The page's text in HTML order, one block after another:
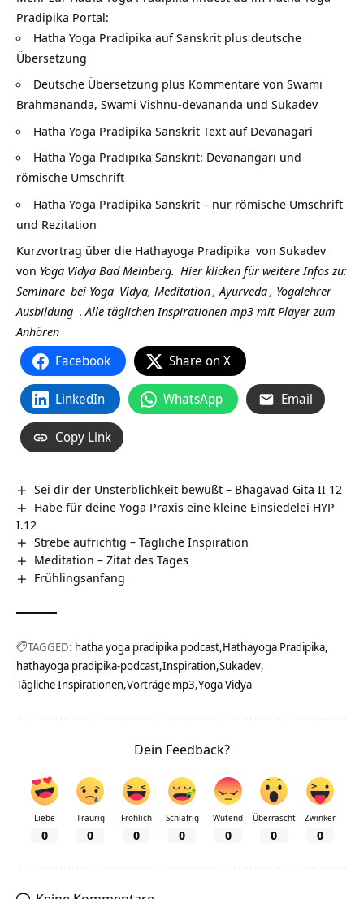
Pradipika Portal:
Hatha Yoga Pradipika auf Sanskrit plus deutsche
Übersetzung
Deutsche Übersetzung plus Kommentare von Swami
Brahmananda, Swami Vishnu-devananda und Sukadev
Hatha Yoga Pradipika Sanskrit Text auf Devanagari
Hatha Yoga Pradipika Sanskrit: Devanangari und
römische Umschrift
Hatha Yoga Pradipika Sanskrit – nur römische Umschrift
und Rezitation
Kurzvortrag über die Hathayoga Pradipika von Sukadev
von Yoga Vidya Bad Meinberg. Hier klicken für weitere Infos zu:
Seminare bei Yoga Vidya, Meditation,Ayurveda, Yogalehrer
Ausbildung .Alle täglichen Inspirationen mp3 mit Player zum
Anhören
Facebook Share on X
LinkedIn WhatsApp Email
Copy Link
Sei dir der Unsterblichkeit bewußt – Bhagavad Gita II 12
Habe für deine Yoga Praxis eine kleine Einsiedelei HYP
I.12
Strebe aufrichtig – Tägliche Inspiration
Meditation – Zitat des Tages
Frühlingsanfang
TAGGED: hatha yoga pradipika podcast Hathayoga Pradipika
hathayoga pradipika-podcast Inspiration Sukadev
Tägliche Inspirationen Vorträge mp3 Yoga Vidya
Dein Feedback?
Liebe
0
Traurig
0
Fröhlich
0
Schläfrig
0
Wütend
0
Überrascht
0
Zwinker
0